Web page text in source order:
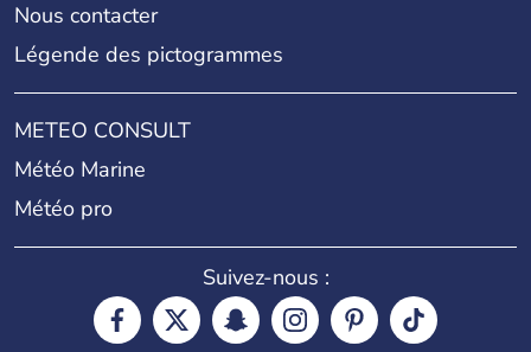
Nous contacter
Légende des pictogrammes
METEO CONSULT
Météo Marine
Météo pro
Suivez-nous :